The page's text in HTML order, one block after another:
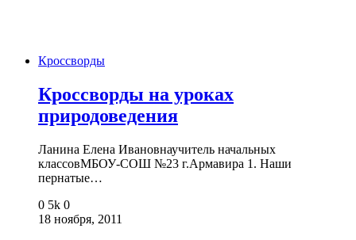
Кроссворды
Кроссворды на уроках
природоведения
Ланина Елена Ивановнаучитель начальных
классовМБОУ-СОШ №23 г.Армавира 1. Наши
пернатые…
0 5k 0
18 ноября, 2011